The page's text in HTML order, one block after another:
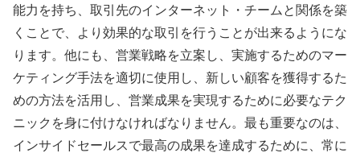
能力を持ち、取引先のインターネット・チームと関係を築
くことで、より効果的な取引を行うことが出来るようにな
ります。他にも、営業戦略を立案し、実施するためのマー
ケティング手法を適切に使用し、新しい顧客を獲得するた
めの方法を活用し、営業成果を実現するために必要なテク
ニックを身に付けなければなりません。最も重要なのは、
インサイドセールスで最高の成果を達成するために、常に